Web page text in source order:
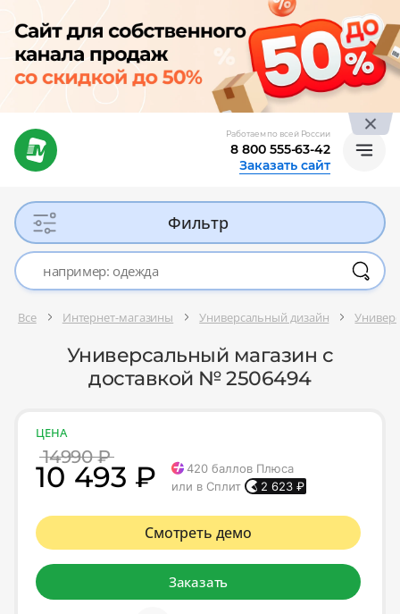
Работаем по всей России
8 800 555-63-42
Заказать сайт
Фильтр
Все Интернет-магазины Универсальный дизайн
Универсальный магазин с
доставкой № 2506494
ЦЕНА
14990 ₽
10 493 ₽ 420баллов Плюса
или в Сплит
2 623₽
Смотреть демо
Заказать